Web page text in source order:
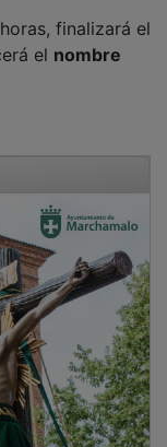
el nombre